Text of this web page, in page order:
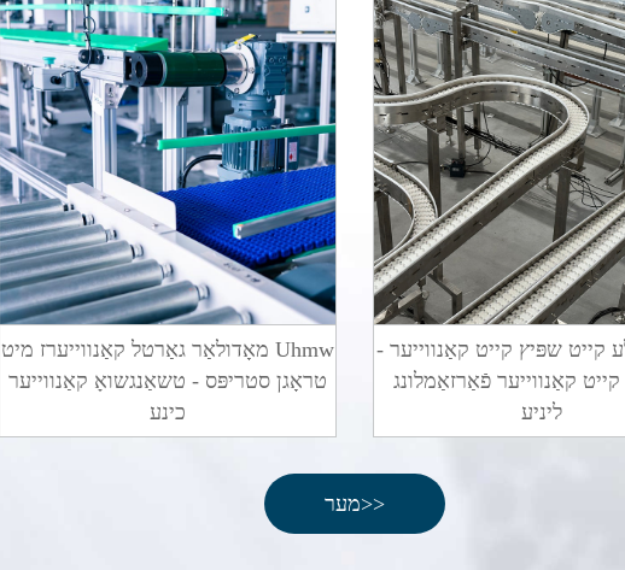
מאָדולאַר גאַרטל קאַנווייערז מיט Uhmw
טראָגן סטריפּס - טשאַנגשואָ קאַנווייער
כינע
קייט שפּיץ קייט קאַנווייער -
קייט קאַנווייער פֿאַרזאַמלונג
ליניע
מער>>